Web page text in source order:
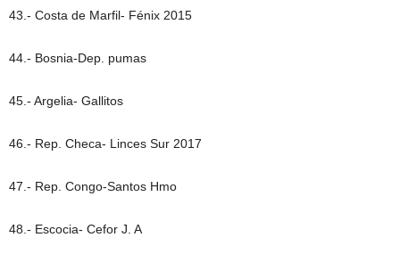
43.- Costa de Marfil- Fénix 2015
44.- Bosnia-Dep. pumas
45.- Argelia- Gallitos
46.- Rep. Checa- Linces Sur 2017
47.- Rep. Congo-Santos Hmo
48.- Escocia- Cefor J. A